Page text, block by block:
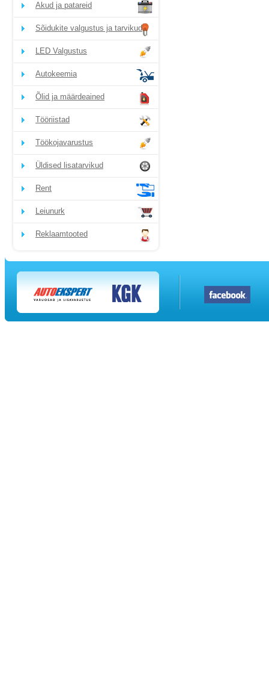
Akud ja patareid
Sõidukite valgustus ja tarvikud
LED Valgustus
Autokeemia
Õlid ja määrdeained
Tööriistad
Töökojavarustus
Üldised lisatarvikud
Rent
Leiunurk
Reklaamtooted